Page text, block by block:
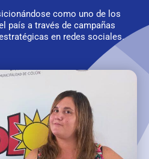
como uno de los
país a través de campañas
en redes sociales.